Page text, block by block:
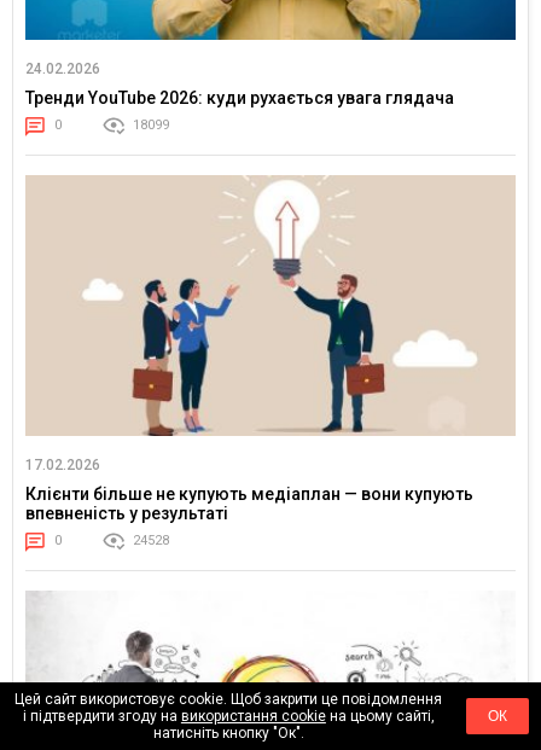
24.02.2026
Тренди YouTube 2026: куди рухається увага глядача
0 18099
17.02.2026
Клієнти більше не купують медіаплан — вони купують
впевненість у результаті
0 24528
Цей сайт використовує cookie. Щоб закрити це повідомлення
і підтвердити згоду на використання cookieна цьому сайті,
натисніть кнопку "Ок".
ОК